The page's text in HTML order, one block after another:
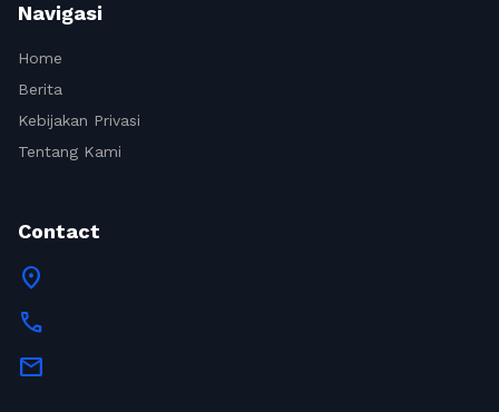
Navigasi
Home
Berita
Kebijakan Privasi
Tentang Kami
Contact
location_on
call
mail